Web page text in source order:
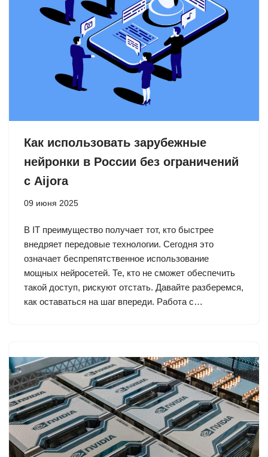
Как использовать зарубежные
нейронки в России без ограничений
с Aijora
09 июня 2025
В IT преимущество получает тот, кто быстрее
внедряет передовые технологии. Сегодня это
означает беспрепятственное использование
мощных нейросетей. Те, кто не сможет обеспечить
такой доступ, рискуют отстать. Давайте разберемся,
как оставаться на шаг впереди. Работа с…